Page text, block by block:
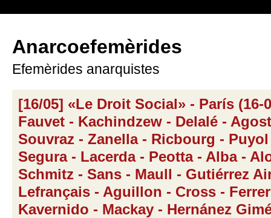
Anarcoefemèrides
Efemèrides anarquistes
[16/05] «Le Droit Social» - París (16-
Fauvet - Kachindzew - Delalé -
Souvraz - Zanella - Ricbourg -
Segura - Lacerda - Peotta - Alba -
Schmitz - Sans - Maull - Gutiérrez
Lefrançais - Aguillon - Cross -
Kavernido - Mackay - Hernánez